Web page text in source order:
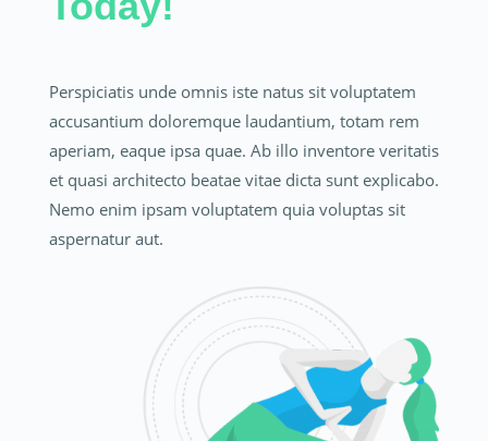
Perspiciatis unde omnis iste natus sit voluptatem
accusantium doloremque laudantium, totam rem
aperiam, eaque ipsa quae. Ab illo inventore veritatis
et quasi architecto beatae vitae dicta sunt explicabo.
Nemo enim ipsam voluptatem quia voluptas sit
aspernatur aut.